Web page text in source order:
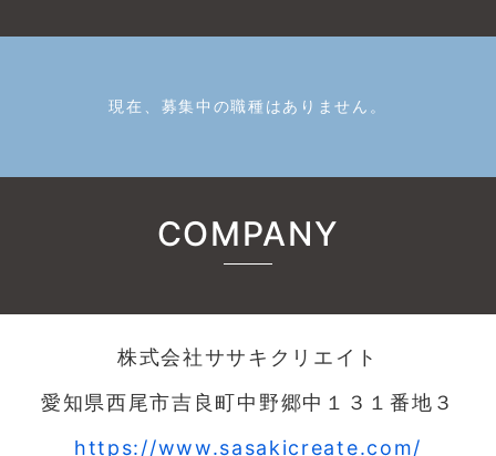
現在、募集中の職種はありません。
COMPANY
株式会社ササキクリエイト
愛知県西尾市吉良町中野郷中１３１番地３
https://www.sasakicreate.com/